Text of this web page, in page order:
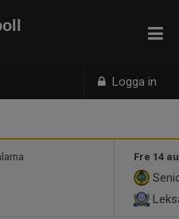
Logga in
Fre 14